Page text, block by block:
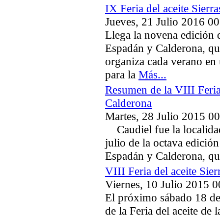
IX Feria del aceite
Jueves, 21 Julio 2016
Llega la novena edición
Espadán y Calderona,
organiza cada verano
para la Más...
Resumen de la VIII
Calderona
Martes, 28 Julio 2015
Caudiel fue la
julio de la octava
Espadán y Calderona,
VIII Feria del aceite
Viernes, 10 Julio 2015
El próximo sábado 18
de la Feria del aceite de